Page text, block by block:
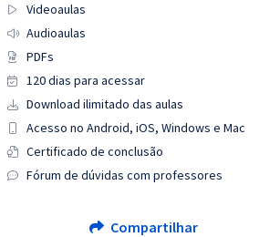
Videoaulas
Audioaulas
PDFs
120 dias para acessar
Download ilimitado das aulas
Acesso no Android, iOS, Windows e Mac
Certificado de conclusão
Fórum de dúvidas com professores
Compartilhar